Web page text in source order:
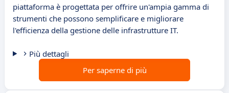
piattaforma è progettata per offrire un'ampia gamma di
strumenti che possono semplificare e migliorare
l'efficienza della gestione delle infrastrutture IT.
Più dettagli
Per saperne di più